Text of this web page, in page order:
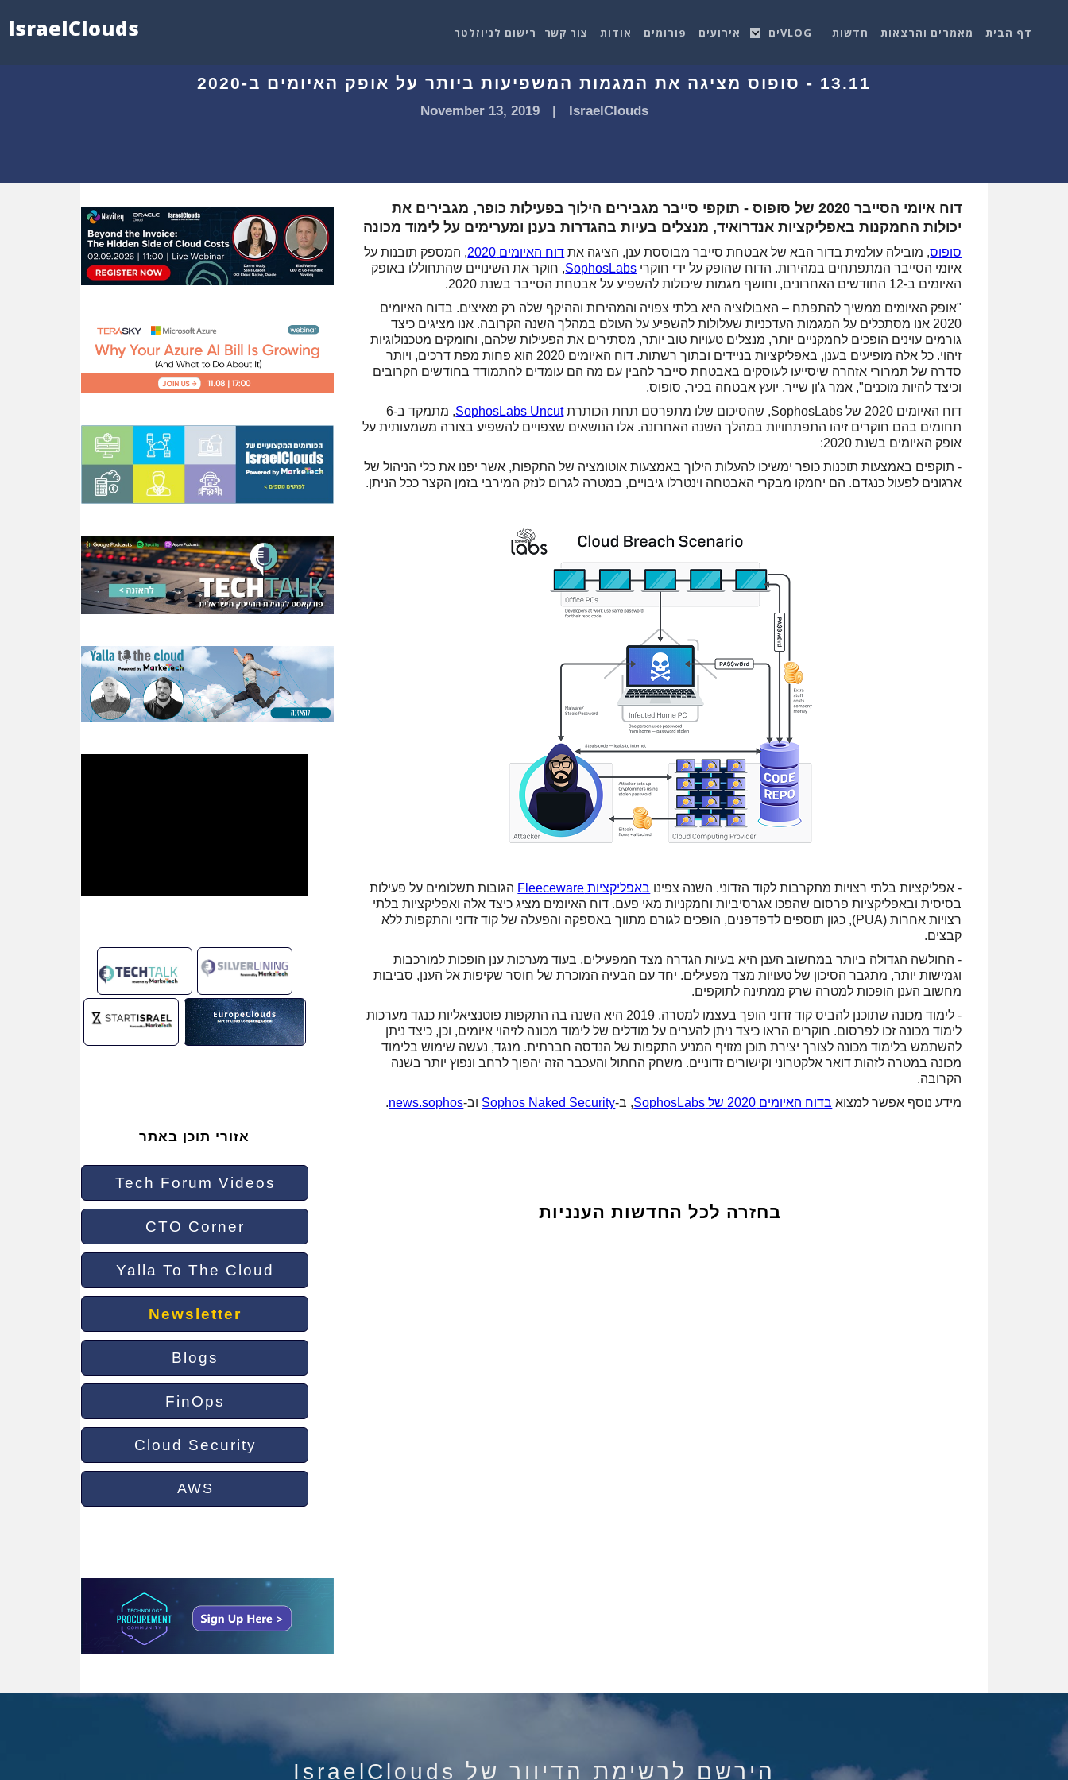
IsraelClouds דף הבית מאמרים והרצאות חדשות VLOGים אירועים פורומים אודות צור קשר רישום לניוזלטר
13.11 - סופוס מציגה את המגמות המשפיעות ביותר על אופק האיומים ב-2020
IsraelClouds
|
November 13, 2019
אזורי תוכן באתר
Tech Forum Videos
CTO Corner
Yalla To The Cloud
Newsletter
Blogs
FinOps
Cloud Security
AWS
דוח איומי הסייבר 2020 של סופוס - תוקפי סייבר מגבירים הילוך בפעילות כופר, מגבירים את
יכולות החמקנות באפליקציות אנדרואיד, מנצלים בעיות בהגדרות בענן ומערימים על לימוד מכונה
סופוס, מובילה עולמית בדור הבא של אבטחת סייבר מבוססת ענן, הציגה את דוח האיומים 2020
, המספק תובנות על
איומי הסייבר המתפתחים במהירות. הדוח שהופק על ידי חוקרי SophosLabs, חוקר את השינויים שהתחוללו באופק
האיומים ב-12 החודשים האחרונים, וחושף מגמות שיכולות להשפיע על אבטחת הסייבר בשנת 2020.
"אופק האיומים ממשיך להתפתח – האבולוציה היא בלתי צפויה והמהירות וההיקף שלה רק מאיצים. בדוח האיומים
2020 אנו מסתכלים על המגמות העדכניות שעלולות להשפיע על העולם במהלך השנה הקרובה. אנו מציגים כיצד
גורמים עוינים הופכים לחמקניים יותר, מנצלים טעויות טוב יותר, מסתירים את הפעילות שלהם, וחומקים מטכנולוגיות
זיהוי. כל אלה מופיעים בענן, באפליקציות בניידים ובתוך רשתות. דוח האיומים 2020 הוא פחות מפת דרכים, ויותר
סדרה של תמרורי אזהרה שיסייעו לעוסקים באבטחת סייבר להבין עם מה הם עומדים להתמודד בחודשים הקרובים
וכיצד להיות מוכנים", אמר ג'ון שייר, יועץ אבטחה בכיר, סופוס.
דוח האיומים 2020 של SophosLabs, שהסיכום שלו מתפרסם תחת הכותרת
SophosLabs Uncut
, מתמקד ב-6
תחומים בהם חוקרים זיהו התפתחויות במהלך השנה האחרונה. אלו הנושאים שצפויים להשפיע בצורה משמעותית על
אופק האיומים בשנת 2020:
- תוקפים באמצעות תוכנות כופר ימשיכו להעלות הילוך באמצעות אוטומציה של התקפות, אשר יפנו את כלי הניהול של
ארגונים לפעול כנגדם. הם יחמקו מבקרי האבטחה וינטרלו גיבויים, במטרה לגרום לנזק המירבי בזמן הקצר ככל הניתן.
- אפליקציות בלתי רצויות מתקרבות לקוד הזדוני. השנה צפינו באפליקציות Fleeceware
הגובות תשלומים על פעילות
בסיסית ובאפליקציות פרסום שהפכו אגרסיביות וחמקניות מאי פעם. דוח האיומים מציג כיצד אלה ואפליקציות בלתי
רצויות אחרות (PUA), כגון תוספים לדפדפנים, הופכים לגורם מתווך באספקה והפעלה של קוד זדוני והתקפות ללא
קבצים.
- החולשה הגדולה ביותר במחשוב הענן היא בעיות הגדרה מצד המפעילים. בעוד מערכות ענן הופכות למורכבות
וגמישות יותר, מתגבר הסיכון של טעויות מצד מפעילים. יחד עם הבעיה המוכרת של חוסר שקיפות אל הענן, סביבות
מחשוב הענן הופכות למטרה שרק ממתינה לתוקפים.
- לימוד מכונה שתוכנן להביס קוד זדוני הופך בעצמו למטרה. 2019 היא השנה בה התקפות פוטנציאליות כנגד מערכות
לימוד מכונה זכו לפרסום. חוקרים הראו כיצד ניתן להערים על מודלים של לימוד מכונה לזיהוי איומים, וכן, כיצד ניתן
להשתמש בלימוד מכונה לצורך יצירת תוכן מזויף המניע התקפות של הנדסה חברתית. מנגד, נעשה שימוש בלימוד
מכונה במטרה לזהות דואר אלקטרוני וקישורים זדוניים. משחק החתול והעכבר הזה יהפוך לרחב ונפוץ יותר בשנה
הקרובה.
מידע נוסף אפשר למצוא בדוח האיומים 2020 של SophosLabs , ב-Sophos Naked Security וב-news.sophos
.
בחזרה לכל החדשות הענניות
הירשם לרשימת הדיוור של IsraelClouds